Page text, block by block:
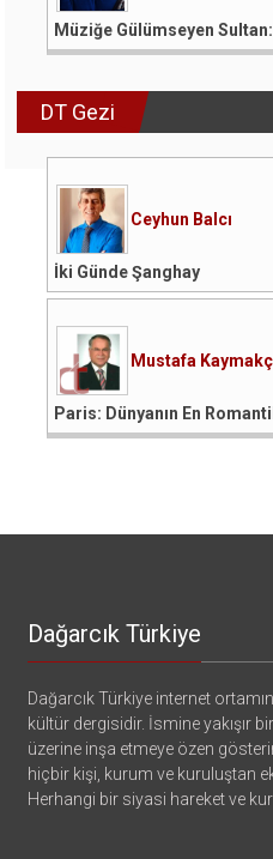
Müziğe Gülümseyen
DT Gezi
Ceyhun Balcı
İki Günde Şanghay
Mustafa
Paris: Dünyanın En
Dağarcık Türkiye
Dağarcık Türkiye internet
kültür dergisidir. İsmine yakışır
üzerine inşa etmeye özen
hiçbir kişi, kurum ve kuruluştan
Herhangi bir siyasi hareket ve